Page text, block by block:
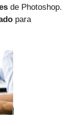
de Photoshop.
para